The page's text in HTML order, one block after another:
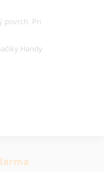
povrch. Pri
Handy